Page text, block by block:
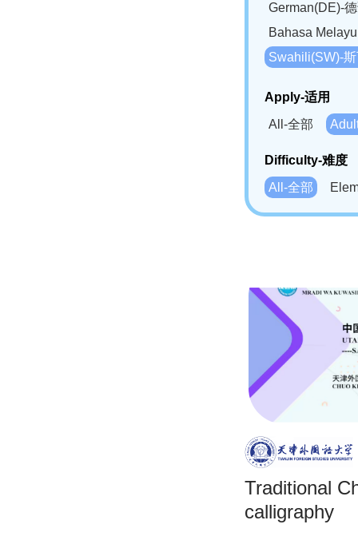
German(DE)-
Bahasa
Swahili(SW)-
Apply-适用
All-全部
Difficulty-难度
All-全部
Traditional
calligraphy